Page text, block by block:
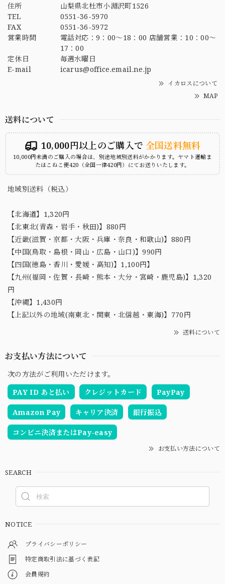
住所
山梨県北杜市小淵沢町1526
TEL
0551-36-5970
FAX
0551-36-5972
営業時間
電話対応：9：00～18：00 店舗営業：10：00～
17：00
定休日
毎週水曜日
E-mail
icarus@office.email.ne.jp
イカロスについて
MAP
送料について
10,000円以上のご購入で 全国送料無料
10,000円未満のご購入の場合は、別途地域別送料がかかります。ヤマト運輸ま
たはこねこ便420（全国一律420円）にてお送りいたします。
地域別送料（税込）
【北海道】1,320円
【北東北(青森・岩手・秋田)】880円
【近畿(滋賀・京都・大阪・兵庫・奈良・和歌山)】880円
【中国(鳥取・島根・岡山・広島・山口)】990円
【四国(徳島・香川・愛媛・高知)】1,100円】
【九州(福岡・佐賀・長崎・熊本・大分・宮崎・鹿児島)】1,320
円
【沖縄】1,430円
【上記以外の地域(南東北・関東・北信越・東海)】770円
送料について
お支払い方法について
次の方法がご利用いただけます。
PAY ID あと払い
クレジットカード PayPay
Amazon Pay キャリア決済 銀行振込
コンビニ決済またはPay-easy
お支払い方法について
SEARCH
NOTICE
プライバシーポリシー
特定商取引法に基づく表記
会員規約